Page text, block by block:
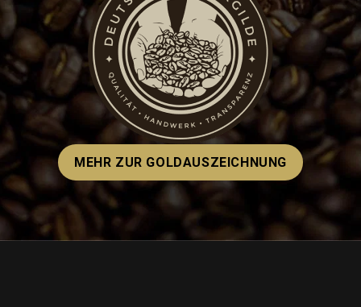
MEHR ZUR GOLDAUSZEICHNUNG